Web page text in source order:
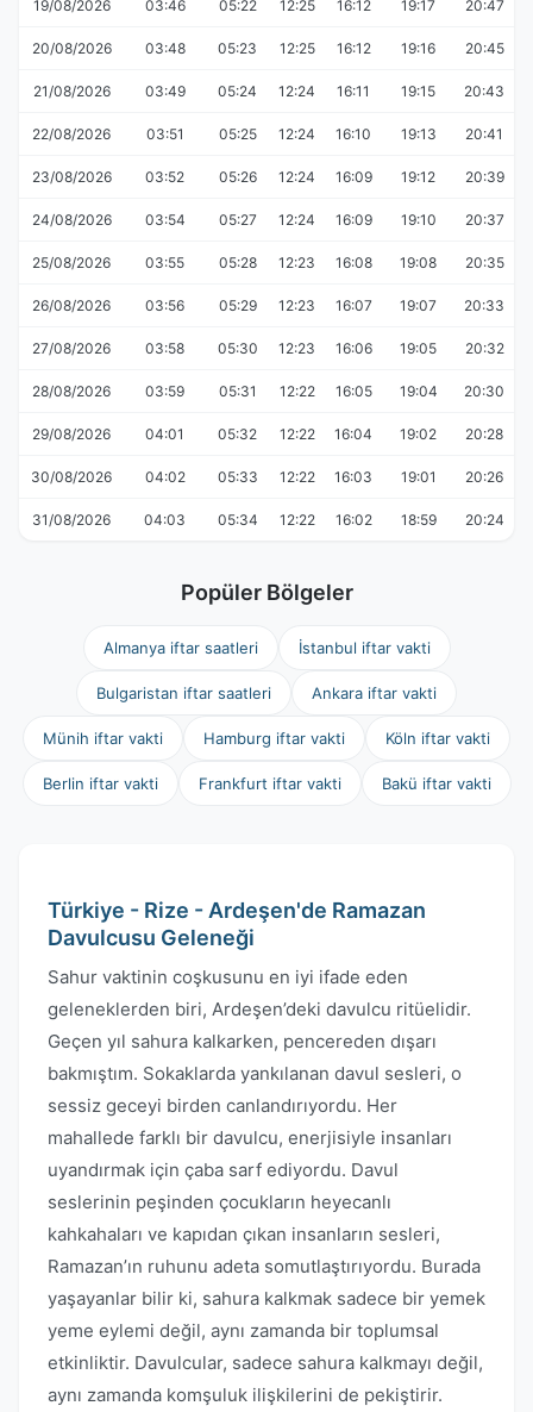
19/08/2026 03:46 05:22 12:25 16:12 19:17 20:47
20/08/2026 03:48 05:23 12:25 16:12 19:16 20:45
21/08/2026 03:49 05:24 12:24 16:11 19:15 20:43
22/08/2026 03:51 05:25 12:24 16:10 19:13 20:41
23/08/2026 03:52 05:26 12:24 16:09 19:12 20:39
24/08/2026 03:54 05:27 12:24 16:09 19:10 20:37
25/08/2026 03:55 05:28 12:23 16:08 19:08 20:35
26/08/2026 03:56 05:29 12:23 16:07 19:07 20:33
27/08/2026 03:58 05:30 12:23 16:06 19:05 20:32
28/08/2026 03:59 05:31 12:22 16:05 19:04 20:30
29/08/2026 04:01 05:32 12:22 16:04 19:02 20:28
30/08/2026 04:02 05:33 12:22 16:03 19:01 20:26
31/08/2026 04:03 05:34 12:22 16:02 18:59 20:24
Popüler Bölgeler
Almanya iftar saatleri İstanbul iftar vakti
Bulgaristan iftar saatleri Ankara iftar vakti
Münih iftar vakti Hamburg iftar vakti Köln iftar vakti
Berlin iftar vakti Frankfurt iftar vakti Bakü iftar vakti
Türkiye - Rize - Ardeşen'de Ramazan
Davulcusu Geleneği
Sahur vaktinin coşkusunu en iyi ifade eden
geleneklerden biri, Ardeşen’deki davulcu ritüelidir.
Geçen yıl sahura kalkarken, pencereden dışarı
bakmıştım. Sokaklarda yankılanan davul sesleri, o
sessiz geceyi birden canlandırıyordu. Her
mahallede farklı bir davulcu, enerjisiyle insanları
uyandırmak için çaba sarf ediyordu. Davul
seslerinin peşinden çocukların heyecanlı
kahkahaları ve kapıdan çıkan insanların sesleri,
Ramazan’ın ruhunu adeta somutlaştırıyordu. Burada
yaşayanlar bilir ki, sahura kalkmak sadece bir yemek
yeme eylemi değil, aynı zamanda bir toplumsal
etkinliktir. Davulcular, sadece sahura kalkmayı değil,
aynı zamanda komşuluk ilişkilerini de pekiştirir.